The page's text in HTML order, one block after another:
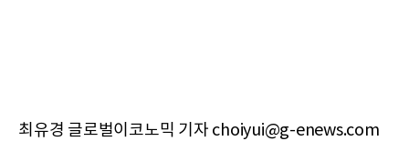
최유경 글로벌이코노믹 기자 choiyui@g-enews.com